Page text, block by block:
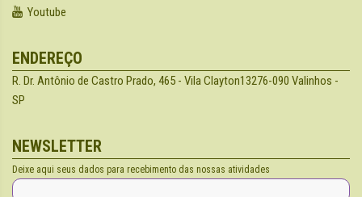
Youtube
ENDEREÇO
R. Dr. Antônio de Castro Prado, 465 - Vila Clayton13276-090 Valinhos -
SP
NEWSLETTER
Deixe aqui seus dados para recebimento das nossas atividades